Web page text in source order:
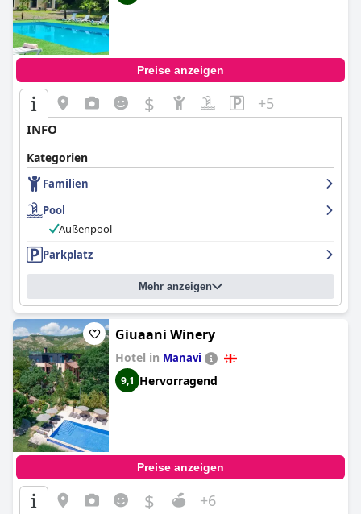
Preise anzeigen
$ +5
INFO
Kategorien
Familien
Pool
Außenpool
Parkplatz
Mehr anzeigen
Giuaani Winery
Hotel in Manavi
9,1 Hervorragend
Preise anzeigen
$ +6